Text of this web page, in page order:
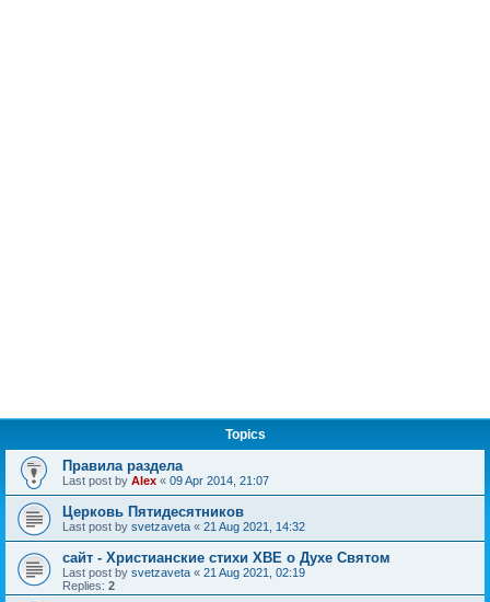
Topics
Правила раздела
Last post by Alex « 09 Apr 2014, 21:07
Церковь Пятидесятников
Last post by svetzaveta « 21 Aug 2021, 14:32
сайт - Христианские стихи ХВЕ о Духе Святом
Last post by svetzaveta « 21 Aug 2021, 02:19
Replies: 2